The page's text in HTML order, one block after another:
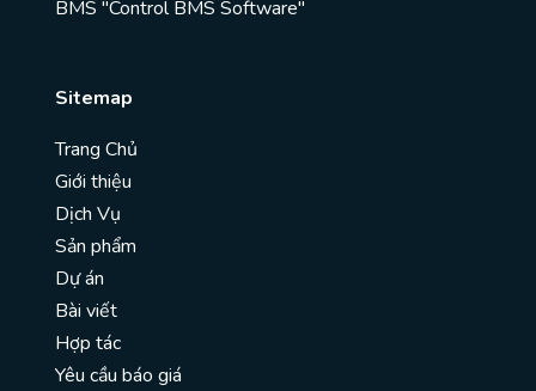
BMS "Control BMS Software"
Sitemap
Trang Chủ
Giới thiệu
Dịch Vụ
Sản phẩm
Dự án
Bài viết
Hợp tác
Yêu cầu báo giá